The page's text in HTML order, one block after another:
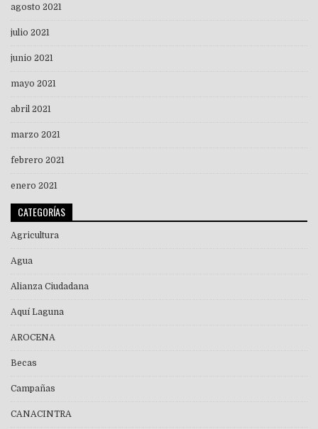
agosto 2021
julio 2021
junio 2021
mayo 2021
abril 2021
marzo 2021
febrero 2021
enero 2021
CATEGORÍAS
Agricultura
Agua
Alianza Ciudadana
Aquí Laguna
AROCENA
Becas
Campañas
CANACINTRA